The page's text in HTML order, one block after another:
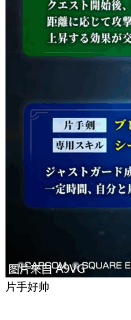
片手好帅